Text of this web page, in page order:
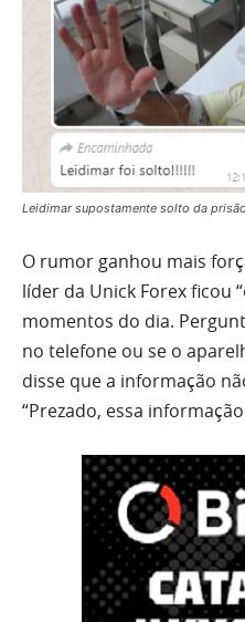
Leidimar supostamente solto da prisão
O rumor ganhou mais
líder da Unick Forex ficou
momentos do dia.
no telefone ou se o
disse que a informação
“Prezado, essa